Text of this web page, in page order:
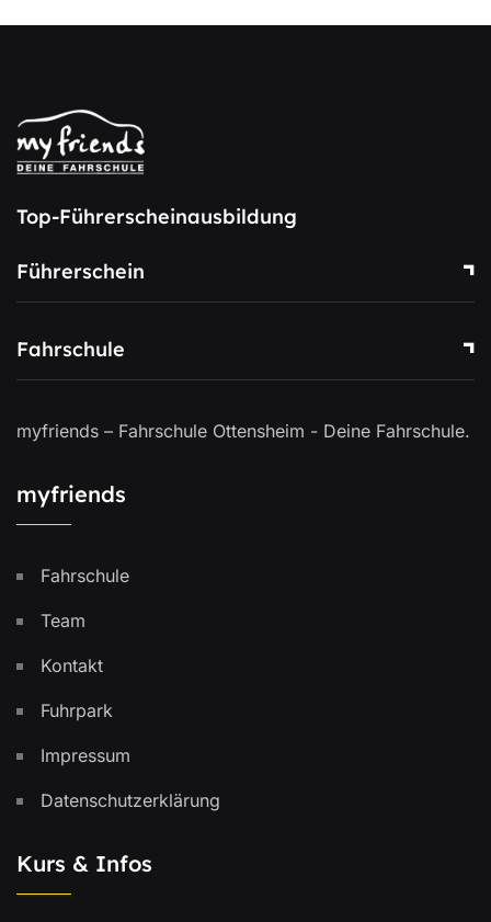
Top-Führerscheinausbildung
Führerschein
Fahrschule
myfriends – Fahrschule Ottensheim - Deine Fahrschule.
myfriends
Fahrschule
Team
Kontakt
Fuhrpark
Impressum
Datenschutzerklärung
Kurs & Infos